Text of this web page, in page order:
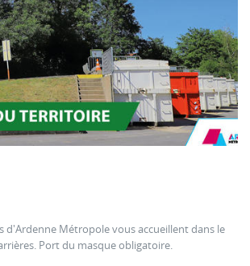
d'Ardenne Métropole vous accueillent dans le
Port du masque obligatoire.